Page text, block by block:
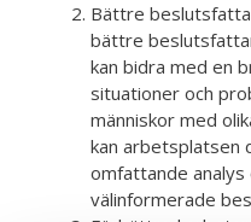
Bättre
bättre
kan bidra med en
situationer och
människor med
kan arbetsplatsen
omfattande
välinformerade